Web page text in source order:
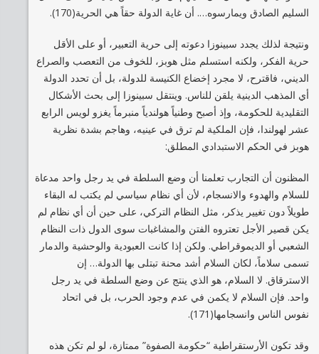
السليم الصادق ويمارسوه…. أن غاية الدولة حقاً هي الحرية(170).
ونتيجة لذلك يجدد سبينوزا دعوته إلى حرية التعبير، أو على الأقل
حرية الفكر، ولكنه استسلم مثل هوبز، للخوف من التعصب والصراع
الديني، فاقترح، لا مجرد إخضاع الكنيسة للدولة، بل أن تحدد الدولة
أي المذهب الدينية يلقن للناس. وينتقل سبينوزا إلى بحث الأشكال
التقليدية للحكومة، وإذ أصبح وطنياً هولندياً منبرماً يغزو لويس الرابع
عشر لهولندا، فإن الملكية لم ترق في عينيه، وهاجم بشدة نظرية
هوبز في الحكم الاستبدادي المطلق:
المظنون أن التجارب تعلمنا أن وضع السلطة في يد رجل واحد مدعاة
للسلام والهدوء والانسجام، لأن أي نظام سياسي لم يكتب له البقاء
طويلاً دون تغيير يذكر، مثل النظام التركي، على حين أن أي نظام لم
يكن قصير الأجل تعتروه الفتن والمشاغبات سوى الدول ذات النظام
الشعبي أو الديموقراطي. ولكن إذا كانت العبودية والوحشية والدمار
تسمى سلاماً، لكان السلام أشد محنة تبتلى بها الدولة… إن
الاسترقاق. لا السلام، هو الذي ينتج عن وضع السلطة في يد رجل
واحد. فإن السلام لا يكمن في عدم وجود الحرب، بل في اتحاد
نفوس الناس وانسجامها(171).
وقد تكون الأرستقراطية “حكومة الصفوة” ممتازة، لو لم تكن هذه